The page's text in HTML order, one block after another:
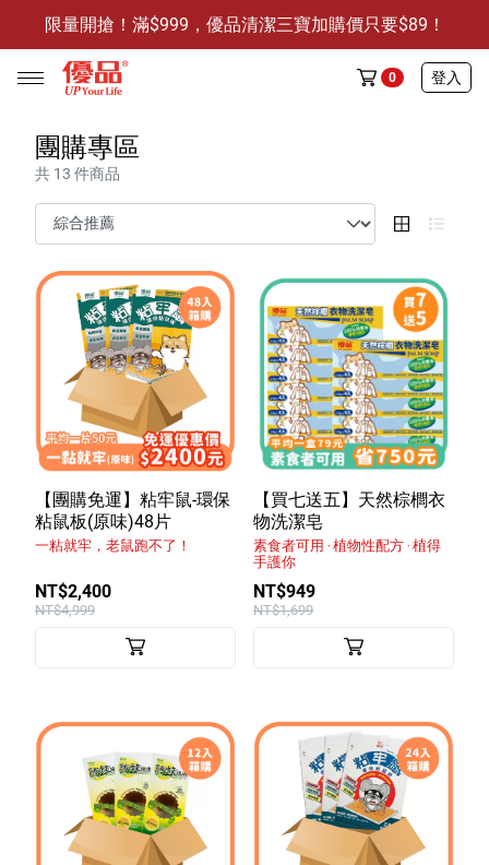
限量開搶！滿$999，優品清潔三寶加購價只要$89！
防霉清潔好幫手-任3件贈保濕抗菌洗手乳
限量開搶！滿$999，優品清潔三寶加購價只要$89！
0 登入
任選活動
商品介紹
全部商品
限時特賣
防霉清潔好幫手(任3件，贈抗菌保濕洗手乳)
室內外除蟲專區
媽媽廚房專區
浴室清潔專區
優品x柴語錄
團購專區
關於優品
團購專區
共 13 件商品
【團購免運】粘牢鼠-環保
粘鼠板(原味)48片
一粘就牢，老鼠跑不了！
NT$2,400
NT$4,999
【買七送五】天然棕櫚衣
物洗潔皂
素食者可用 ‧ 植物性配方 ‧ 植得
手護你
NT$949
NT$1,699